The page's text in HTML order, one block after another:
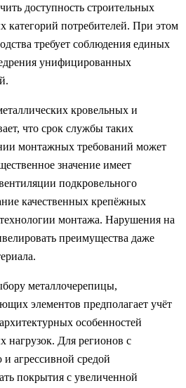
доступность строительных
категорий потребителей. При этом
требует соблюдения единых
унифицированных
кровельных и
что срок службы таких
монтажных требований может
значение имеет
подкровельного
качественных крепёжных
монтажа. Нарушения на
преимущества даже
металлочерепицы,
элементов предполагает учёт
особенностей
нагрузок. Для регионов с
агрессивной средой
покрытия с увеличенной